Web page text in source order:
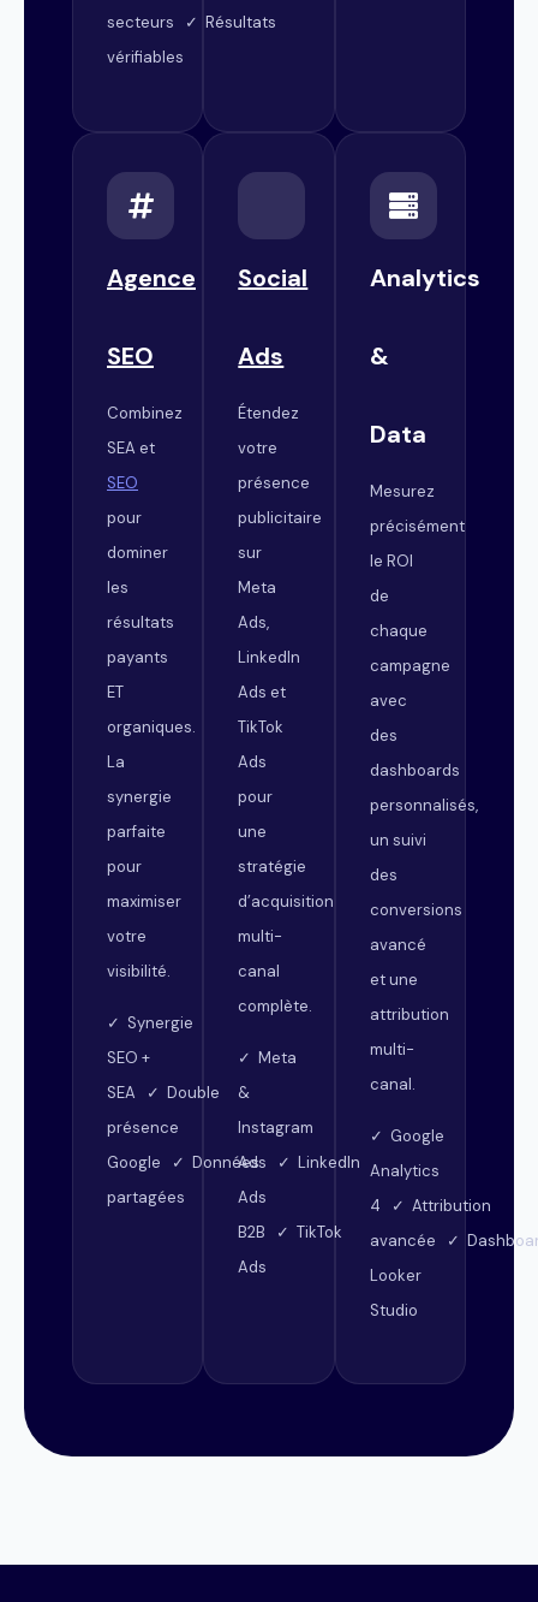
secteurs ✓ Résultats
vérifiables
Agence
SEO
Combinez
SEA et
SEO
pour
dominer
les
résultats
payants
ET
organiques.
La
synergie
parfaite
pour
maximiser
votre
visibilité.
✓ Synergie
SEO +
SEA ✓ Double
présence
Google ✓ Données
partagées
Social
Ads
Étendez
votre
présence
publicitaire
sur
Meta
Ads,
LinkedIn
Ads et
TikTok
Ads
pour
une
stratégie
d’acquisition
multi-
canal
complète.
✓ Meta
&
Instagram
Ads ✓ LinkedIn
Ads
B2B ✓ TikTok
Ads
Analytics
&
Data
Mesurez
précisément
le ROI
de
chaque
campagne
avec
des
dashboards
personnalisés,
un suivi
des
conversions
avancé
et une
attribution
multi-
canal.
✓ Google
Analytics
4 ✓ Attribution
avancée ✓
Looker
Studio